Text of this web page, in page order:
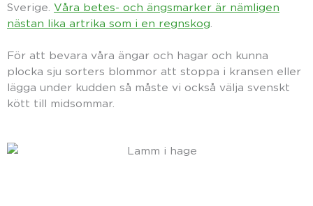
Sverige. Våra betes- och ängsmarker är nämligen
nästan lika artrika som i en regnskog
För att bevara våra ängar och hagar och kunna
plocka sju sorters blommor att stoppa i kransen eller
lägga under kudden så måste vi också välja svenskt
kött till midsommar.